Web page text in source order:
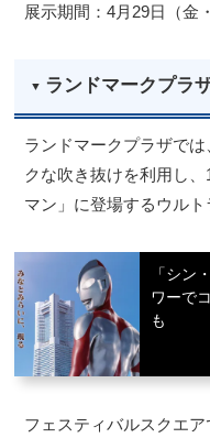
展示期間：4月29日（金
ランドマークプラ
ランドマークプラザで
クな吹き抜けを利用し
マン」に登場するウルト
「シン
ワーで
も
フェスティバルスクエ